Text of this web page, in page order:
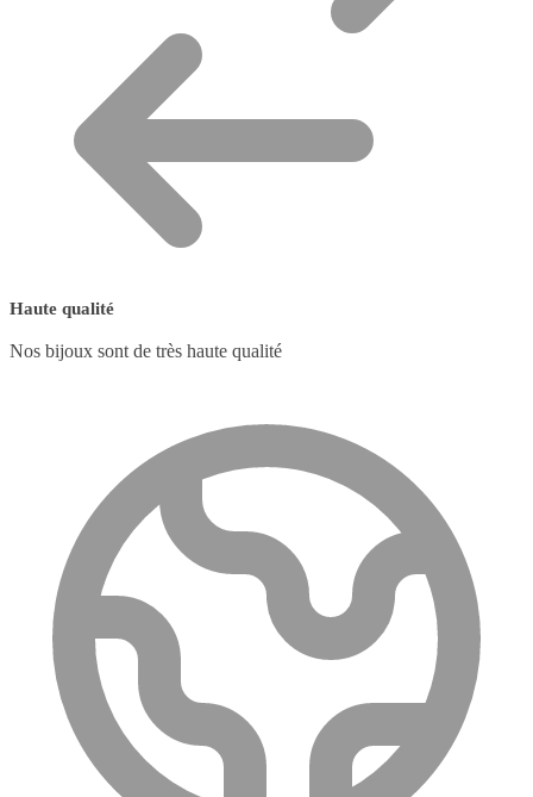
Haute qualité
Nos bijoux sont de très haute qualité